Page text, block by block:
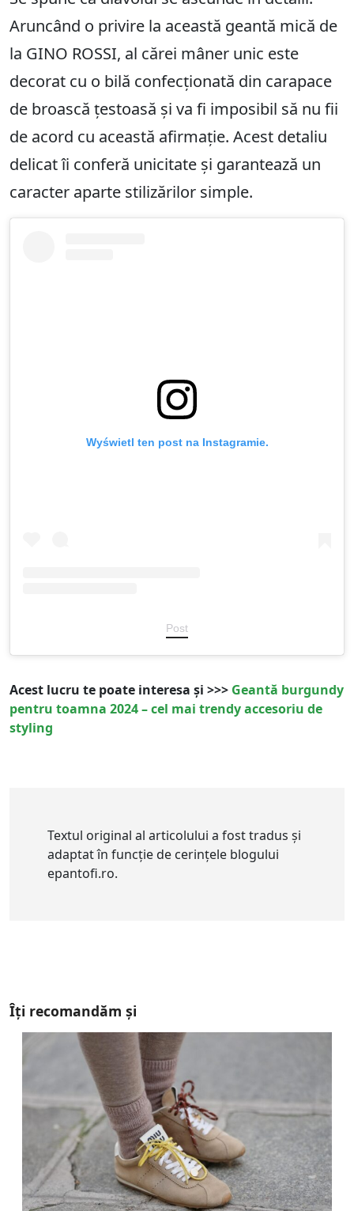
Aruncând o privire la această geantă mică de
la GINO ROSSI, al cărei mâner unic este
decorat cu o bilă confecționată din carapace
de broască țestoasă și va fi imposibil să nu fii
de acord cu această afirmație. Acest detaliu
delicat îi conferă unicitate și garantează un
caracter aparte stilizărilor simple.
Wyświetl ten post na Instagramie.
Post
Acest lucru te poate interesa și >>> Geantă burgundy
pentru toamna 2024 – cel mai trendy accesoriu de
styling
Textul original al articolului a fost tradus și
adaptat în funcție de cerințele blogului
epantofi.ro.
Îți recomandăm și